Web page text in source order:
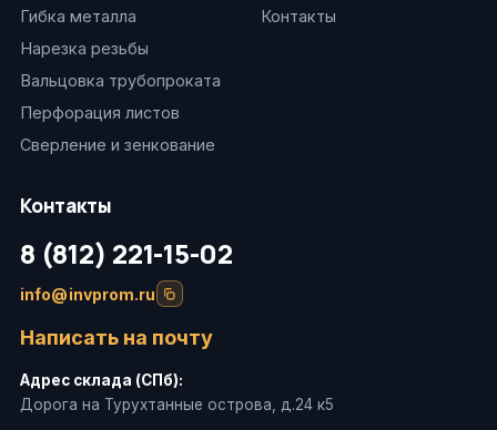
Гибка металла
Нарезка резьбы
Вальцовка трубопроката
Перфорация листов
Сверление и зенкование
Контакты
Контакты
8 (812) 221-15-02
info@invprom.ru
Написать на почту
Адрес склада (СПб):
Дорога на Турухтанные острова, д.24 к5